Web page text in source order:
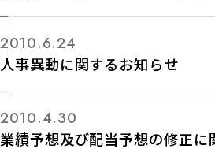
2010.6.24
人事異動に関するお知らせ
2010.4.30
業績予想及び配当予想の修正に